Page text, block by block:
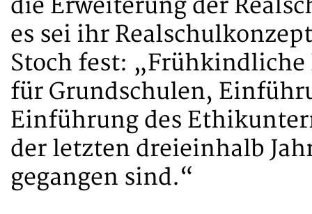
die Erweiterung der
es sei ihr
Stoch fest:
für Grundschulen,
Einführung des
der letzten dreieinhalb
gegangen sind.“